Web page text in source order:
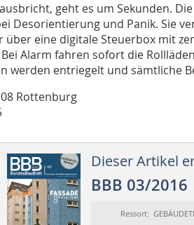
geht es um Sekunden.
Desorientierung und Panik. Sie
über eine digitale Steuerbox mit
Alarm fahren sofort die
werden entriegelt und sämtliche
Rottenburg
Dieser Artikel
BBB 03/2016
Ressort: